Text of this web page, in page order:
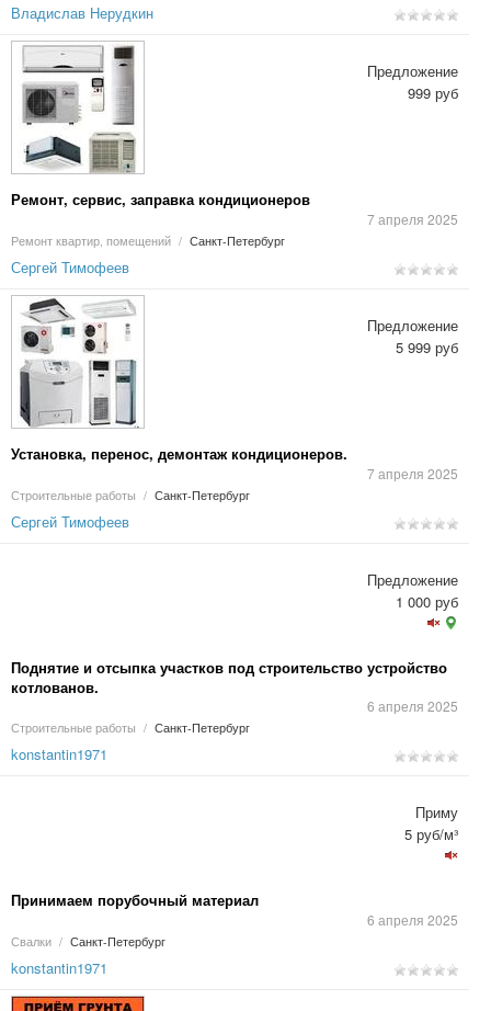
Владислав Нерудкин
Ремонт, сервис, заправка кондиционеров
7 апреля 2025
Ремонт квартир, помещений / Санкт-Петербург
Предложение
999 руб
Сергей Тимофеев
Установка, перенос, демонтаж кондиционеров.
7 апреля 2025
Строительные работы / Санкт-Петербург
Предложение
5 999 руб
Сергей Тимофеев
Поднятие и отсыпка участков под строительство устройство
котлованов.
6 апреля 2025
Строительные работы / Санкт-Петербург
Предложение
1 000 руб
konstantin1971
Принимаем порубочный материал
6 апреля 2025
Свалки / Санкт-Петербург
Приму
5 руб/м³
konstantin1971